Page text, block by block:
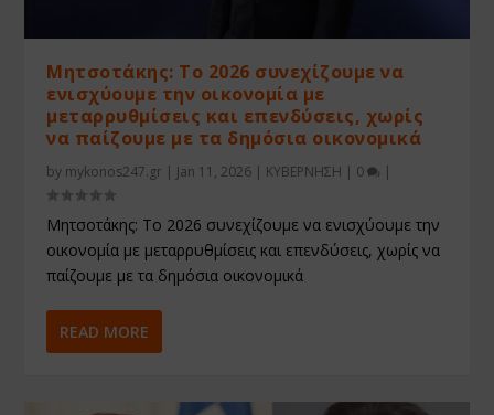
Μητσοτάκης: Το 2026 συνεχίζουμε να
ενισχύουμε την οικονομία με
μεταρρυθμίσεις και επενδύσεις, χωρίς
να παίζουμε με τα δημόσια οικονομικά
by mykonos247.gr | Jan 11, 2026 | ΚΥΒΕΡΝΗΣΗ | 0 |
Μητσοτάκης: Το 2026 συνεχίζουμε να ενισχύουμε την
οικονομία με μεταρρυθμίσεις και επενδύσεις, χωρίς να
παίζουμε με τα δημόσια οικονομικά
READ MORE